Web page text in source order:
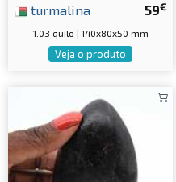
59€
turmalina
1.03 quilo | 140x80x50 mm
Veja o produto